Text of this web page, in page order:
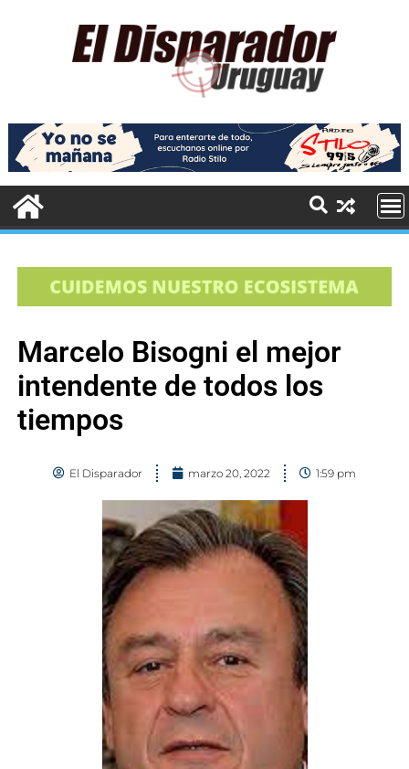
Marcelo Bisogni el mejor
intendente de todos los
tiempos
El Disparador marzo 20, 2022 1:59 pm